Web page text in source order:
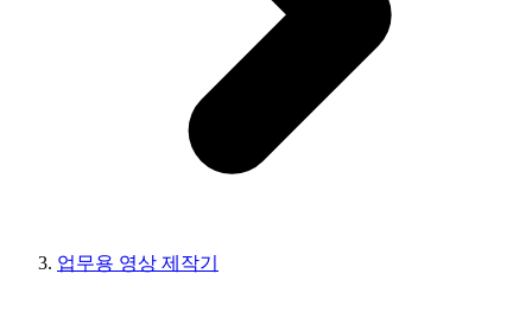
업무용 영상 제작기